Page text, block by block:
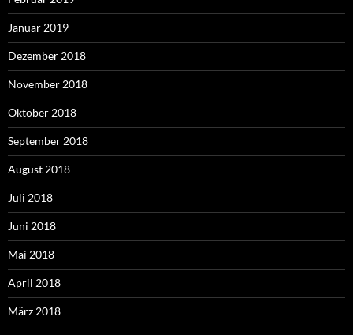
Januar 2019
Dezember 2018
November 2018
Oktober 2018
September 2018
August 2018
Juli 2018
Juni 2018
Mai 2018
April 2018
März 2018